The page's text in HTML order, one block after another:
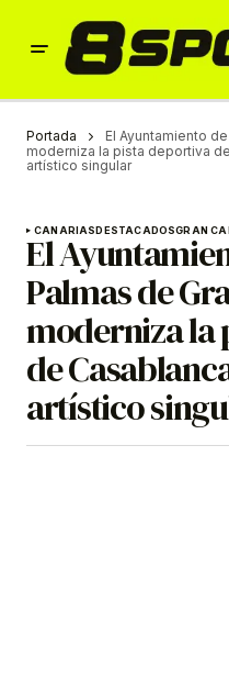
Portada
El Ayuntamiento
moderniza la pista deportiva
artístico singular
CANARIASDESTACADOSGRAN
El
Palmas de
moderniza la
de
artístico